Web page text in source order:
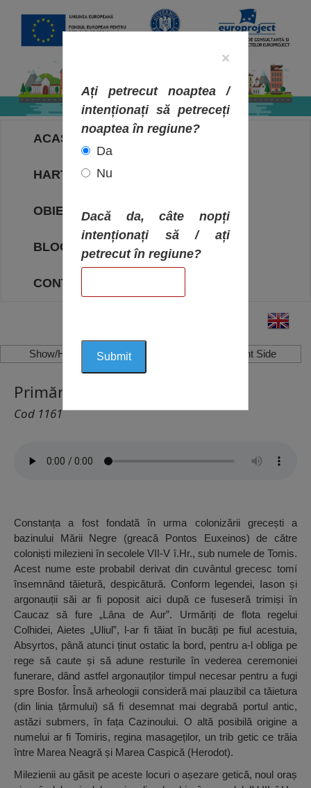
ACASA
HARTA OBIECTIVELOR
OBIECTIVE
BLOG
CONTACT
Show/Hide Left Side Show/Hide Right Side
Primăria Constanța, Constanța
Cod 1161
Constanța a fost fondată în urma colonizării grecești a
bazinului Mării Negre (greacă Pontos Euxeinos) de către
coloniști milezieni în secolele VII-V î.Hr., sub numele de Tomis.
Acest nume este probabil derivat din cuvântul grecesc tomí
însemnând tăietură, despicătură. Conform legendei, Iason și
argonauții săi ar fi poposit aici după ce fuseseră trimiși în
Caucaz să fure „Lâna de Aur”. Urmăriți de flota regelui
Colhidei, Aietes „Uliul”, l-ar fi tăiat în bucăți pe fiul acestuia,
Absyrtos, până atunci ținut ostatic la bord, pentru a-l obliga pe
rege să caute și să adune resturile în vederea ceremoniei
funerare, dând astfel argonauților timpul necesar pentru a fugi
spre Bosfor. Însă arheologii consideră mai plauzibil ca tăietura
(din linia țărmului) să fi desemnat mai degrabă portul antic,
astăzi submers, în fața Cazinoului. O altă posibilă origine a
numelui ar fi Tomiris, regina masageților, un trib getic ce trăia
între Marea Neagră și Marea Caspică (Herodot).
Milezienii au găsit pe aceste locuri o așezare getică, noul oraș
×
Ați petrecut noaptea /
intenționați să petreceți
noaptea în regiune?
Da
Nu
Dacă da, câte nopți
intenționați să / ați
petrecut în regiune?